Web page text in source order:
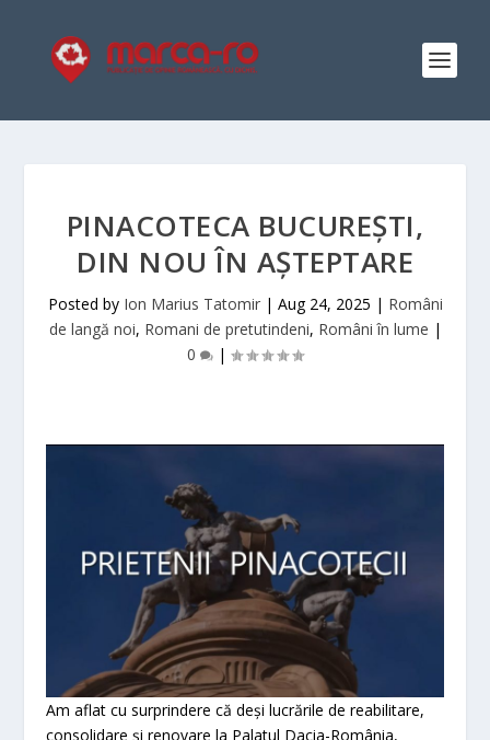
PINACOTECA BUCUREȘTI,
DIN NOU ÎN AȘTEPTARE
Posted by Ion Marius Tatomir| Aug 24, 2025 | Români
de langă noi, Romani de pretutindeni, Români în lume |
0
|
Am aflat cu surprindere că deși lucrările de reabilitare,
consolidare și renovare la Palatul Dacia-România,